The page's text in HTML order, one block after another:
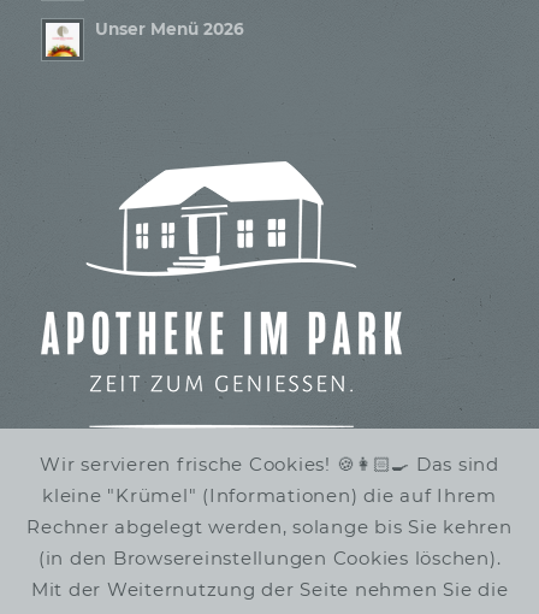
Unser Menü 2026
IMBISS IM STADTPARK
WINTERRUHE
Wir servieren frische Cookies! 🍪👩🏻‍🍳 Das sind
kleine "Krümel" (Informationen) die auf Ihrem
Rechner abgelegt werden, solange bis Sie kehren
(in den Browsereinstellungen Cookies löschen).
Mit der Weiternutzung der Seite nehmen Sie die